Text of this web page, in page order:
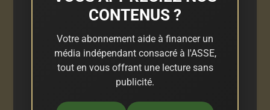
CONTENUS ?
Votre abonnement aide à financer un
média indépendant consacré à l'ASSE,
tout en vous offrant une lecture sans
publicité.